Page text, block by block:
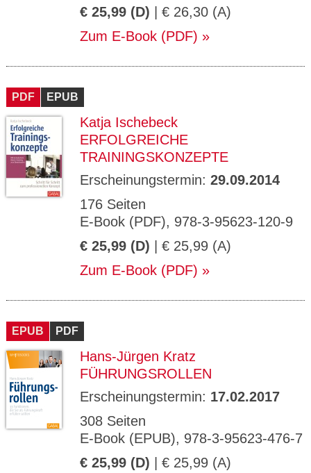
€ 25,99 (D) | € 26,30 (A)
Zum E-Book (PDF)
PDF EPUB
Katja Ischebeck
ERFOLGREICHE
TRAININGSKONZEPTE
Erscheinungstermin: 29.09.2014
176 Seiten
E-Book (PDF), 978-3-95623-120-9
€ 25,99 (D) | € 25,99 (A)
Zum E-Book (PDF)
EPUB PDF
Hans-Jürgen Kratz
FÜHRUNGSROLLEN
Erscheinungstermin: 17.02.2017
308 Seiten
E-Book (EPUB), 978-3-95623-476-7
€ 25,99 (D) | € 25,99 (A)